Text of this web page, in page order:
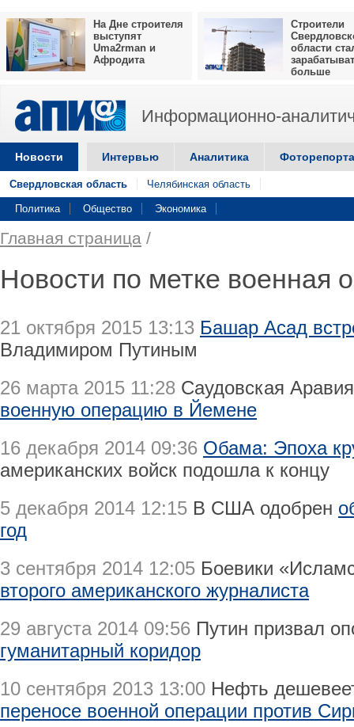
На Дне строителя
выступят
Uma2rman и
Афродита
Строители
области
больше
Информационно-
Новости Интервью Аналитика
Свердловская область Челябинская область
Политика Общество Экономика
Главная страница /
Новости по метке военная
21 октября 2015 13:13 Башар Асад
Владимиром Путиным
26 марта 2015 11:28 Саудовская
военную операцию в Йемене
16 декабря 2014 09:36 Обама: Эпоха
американских войск подошла к концу
5 декабря 2014 12:15 В США одобрен
год
3 сентября 2014 12:05 Боевики
второго американского журналиста
29 августа 2014 09:56 Путин призвал
гуманитарный коридор
10 сентября 2013 13:00 Нефть
переносе военной операции против